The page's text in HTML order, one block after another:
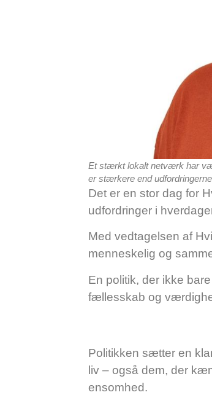
Et stærkt lokalt netværk har
er stærkere end
Det er en stor dag for
udfordringer i
Med vedtagelsen af
menneskelig og
En politik, der ikke
fællesskab og
Politikken sætter en
liv – også dem, der
ensomhed.